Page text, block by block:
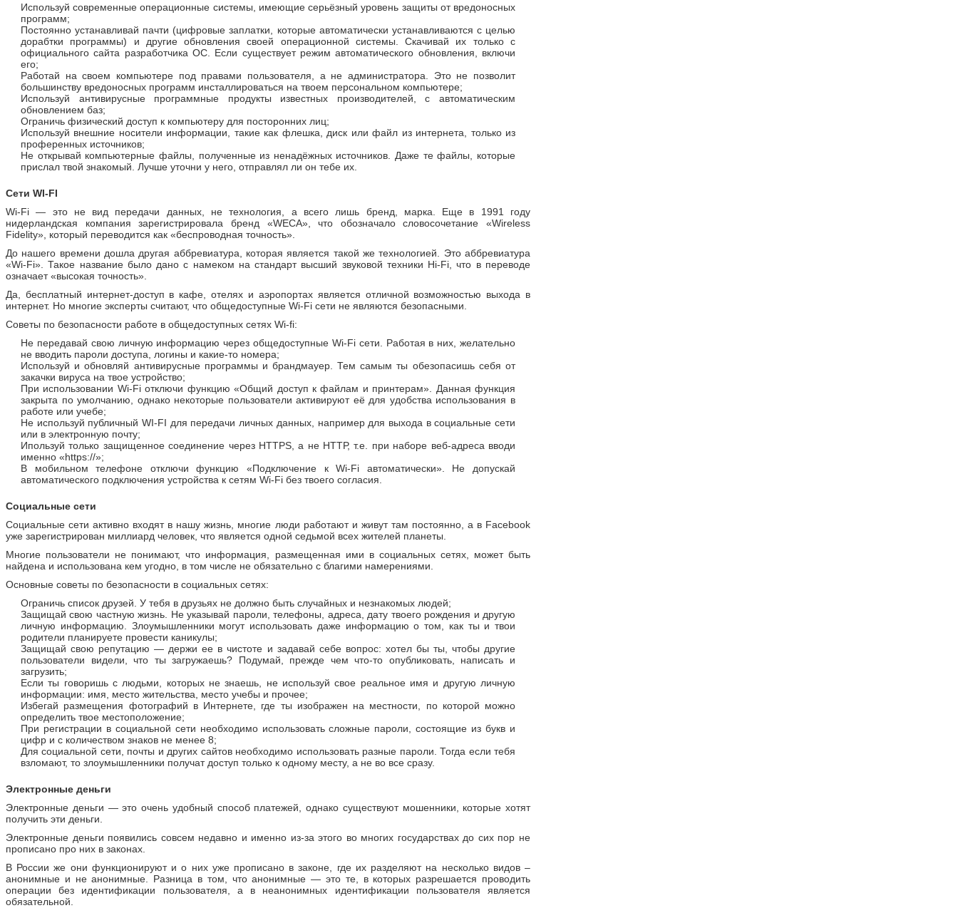
Используй современные операционные системы, имеющие серьёзный уровень защиты от вредоносных
программ;
Постоянно устанавливай пачти (цифровые заплатки, которые автоматически устанавливаются с целью
дорабтки программы) и другие обновления своей операционной системы. Скачивай их только с
официального сайта разработчика ОС. Если существует режим автоматического обновления, включи
его;
Работай на своем компьютере под правами пользователя, а не администратора. Это не позволит
большинству вредоносных программ инсталлироваться на твоем персональном компьютере;
Используй антивирусные программные продукты известных производителей, с автоматическим
обновлением баз;
Ограничь физический доступ к компьютеру для посторонних лиц;
Используй внешние носители информации, такие как флешка, диск или файл из интернета, только из
проференных источников;
Не открывай компьютерные файлы, полученные из ненадёжных источников. Даже те файлы, которые
прислал твой знакомый. Лучше уточни у него, отправлял ли он тебе их.
Сети WI-FI
Wi-Fi — это не вид передачи данных, не технология, а всего лишь бренд, марка. Еще в 1991 году
нидерландская компания зарегистрировала бренд «WECA», что обозначало словосочетание «Wireless
Fidelity», который переводится как «беспроводная точность».
До нашего времени дошла другая аббревиатура, которая является такой же технологией. Это аббревиатура
«Wi-Fi». Такое название было дано с намеком на стандарт высший звуковой техники Hi-Fi, что в переводе
означает «высокая точность».
Да, бесплатный интернет-доступ в кафе, отелях и аэропортах является отличной возможностью выхода в
интернет. Но многие эксперты считают, что общедоступные Wi-Fi сети не являются безопасными.
Советы по безопасности работе в общедоступных сетях Wi-fi:
Не передавай свою личную информацию через общедоступные Wi-Fi сети. Работая в них, желательно
не вводить пароли доступа, логины и какие-то номера;
Используй и обновляй антивирусные программы и брандмауер. Тем самым ты обезопасишь себя от
закачки вируса на твое устройство;
При использовании Wi-Fi отключи функцию «Общий доступ к файлам и принтерам». Данная функция
закрыта по умолчанию, однако некоторые пользователи активируют её для удобства использования в
работе или учебе;
Не используй публичный WI-FI для передачи личных данных, например для выхода в социальные сети
или в электронную почту;
Ипользуй только защищенное соединение через HTTPS, а не НТТР, т.е. при наборе веб-адреса вводи
именно «https://»;
В мобильном телефоне отключи функцию «Подключение к Wi-Fi автоматически». Не допускай
автоматического подключения устройства к сетям Wi-Fi без твоего согласия.
Социальные сети
Социальные сети активно входят в нашу жизнь, многие люди работают и живут там постоянно, а в Facebook
уже зарегистрирован миллиард человек, что является одной седьмой всех жителей планеты.
Многие пользователи не понимают, что информация, размещенная ими в социальных сетях, может быть
найдена и использована кем угодно, в том числе не обязательно с благими намерениями.
Основные советы по безопасности в социальных сетях:
Ограничь список друзей. У тебя в друзьях не должно быть случайных и незнакомых людей;
Защищай свою частную жизнь. Не указывай пароли, телефоны, адреса, дату твоего рождения и другую
личную информацию. Злоумышленники могут использовать даже информацию о том, как ты и твои
родители планируете провести каникулы;
Защищай свою репутацию — держи ее в чистоте и задавай себе вопрос: хотел бы ты, чтобы другие
пользователи видели, что ты загружаешь? Подумай, прежде чем что-то опубликовать, написать и
загрузить;
Если ты говоришь с людьми, которых не знаешь, не используй свое реальное имя и другую личную
информации: имя, место жительства, место учебы и прочее;
Избегай размещения фотографий в Интернете, где ты изображен на местности, по которой можно
определить твое местоположение;
При регистрации в социальной сети необходимо использовать сложные пароли, состоящие из букв и
цифр и с количеством знаков не менее 8;
Для социальной сети, почты и других сайтов необходимо использовать разные пароли. Тогда если тебя
взломают, то злоумышленники получат доступ только к одному месту, а не во все сразу.
Электронные деньги
Электронные деньги — это очень удобный способ платежей, однако существуют мошенники, которые хотят
получить эти деньги.
Электронные деньги появились совсем недавно и именно из-за этого во многих государствах до сих пор не
прописано про них в законах.
В России же они функционируют и о них уже прописано в законе, где их разделяют на несколько видов –
анонимные и не анонимные. Разница в том, что анонимные — это те, в которых разрешается проводить
операции без идентификации пользователя, а в неанонимных идентификации пользователя является
обязательной.